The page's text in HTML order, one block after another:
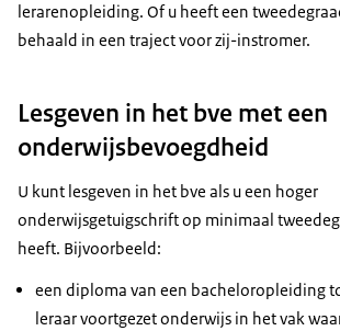
lerarenopleiding. Of u heeft een
behaald in een traject voor zij-instromer.
Lesgeven in het bve met een
onderwijsbevoegdheid
U kunt lesgeven in het bve als u een hoger
onderwijsgetuigschrift op minimaal
heeft. Bijvoorbeeld:
een diploma van een bacheloropleiding
leraar voortgezet onderwijs in het vak